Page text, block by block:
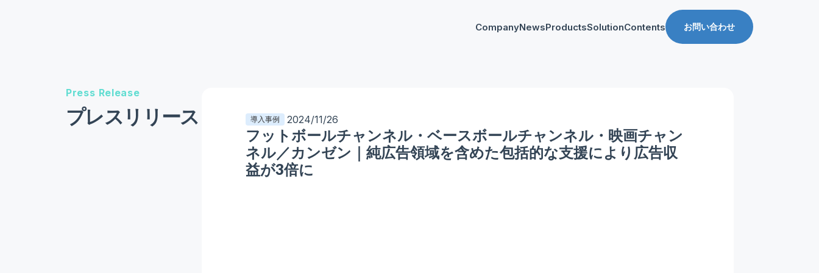
CompanyNewsProductsSolution
マーケティング支援
AppDelivery
Contents お問い合わせ
Press Release
プレスリリース 導入事例 2024/11/26
フットボールチャンネル・ベースボールチャンネル・映画チャン
ネル／カンゼン｜純広告領域を含めた包括的な支援により広告収
益が3倍に